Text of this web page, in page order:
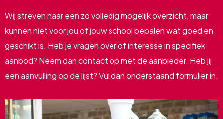
Wij streven naar een zo volledig mogelijk overzicht, maar
kunnen niet voor jou of jouw school bepalen wat goed en
geschikt is. Heb je vragen over of interesse in specifiek
aanbod? Neem dan contact op met de aanbieder. Heb jij
een aanvulling op de lijst? Vul dan onderstaand formulier in.